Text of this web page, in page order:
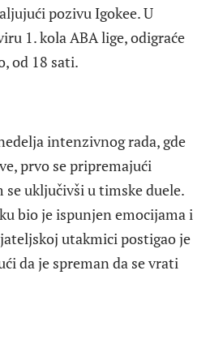
pozivu Igokee. U
1. kola ABA lige, odigraće
od 18 sati.
intenzivnog rada, gde
prvo se pripremajući
uključivši u timske duele.
bio je ispunjen emocijama i
utakmici postigao je
da je spreman da se vrati